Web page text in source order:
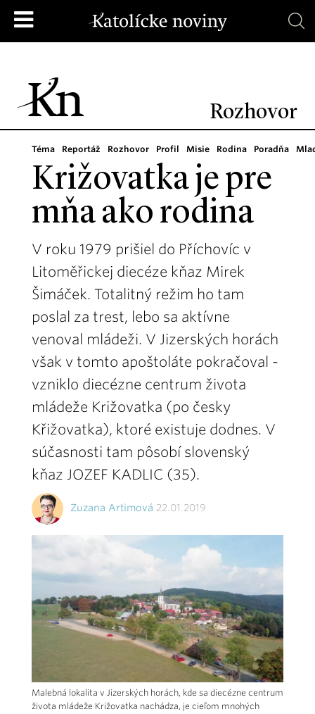
Rozhovor
Téma Reportáž Rozhovor Profil Misie Rodina Poradňa
Križovatka je pre
mňa ako rodina
V roku 1979 prišiel do Příchovíc v
Litoměřickej diecéze kňaz Mirek
Šimáček. Totalitný režim ho tam
poslal za trest, lebo sa aktívne
venoval mládeži. V Jizerských horách
však v tomto apoštoláte pokračoval -
vzniklo diecézne centrum života
mládeže Križovatka (po česky
Křižovatka), ktoré existuje dodnes. V
súčasnosti tam pôsobí slovenský
kňaz JOZEF KADLIC (35).
Zuzana Artimová 22.01.2019
Malebná lokalita v Jizerských horách, kde sa diecézne centrum
života mládeže Križovatka nachádza, je cieľom mnohých